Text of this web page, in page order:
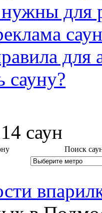
для
для
сауну?
саун
Поиск